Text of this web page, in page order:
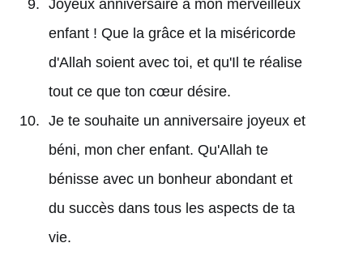
Joyeux anniversaire à mon merveilleux
enfant ! Que la grâce et la miséricorde
d'Allah soient avec toi, et qu'Il te réalise
tout ce que ton cœur désire.
Je te souhaite un anniversaire joyeux et
béni, mon cher enfant. Qu'Allah te
bénisse avec un bonheur abondant et
du succès dans tous les aspects de ta
vie.